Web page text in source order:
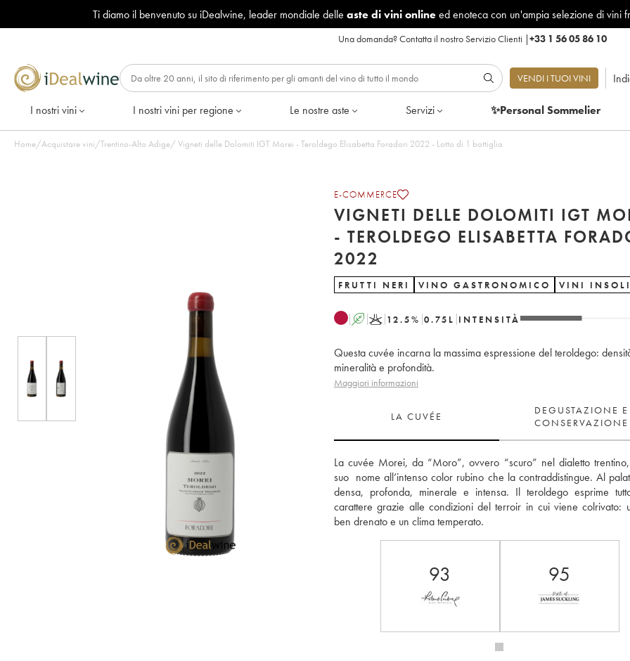
Ti diamo il benvenuto su iDealwine, leader mondiale delle aste di vini onlineed enoteca con un'ampia selezione di vini
Una domanda?Contatta il nostro Servizio Clienti |+33 1 56 05 86 10
VENDI I TUOI VINI
I nostri vini I nostri vini per regione Le nostre aste Servizi ✨Personal Sommelier
Home/Acquistare vini/Trentino-Alto Adige/ Vigneti delle Dolomiti IGT Morei - Teroldego Elisabetta Foradori 2022 - Lotto di 1 bottiglia
E-COMMERCE
VIGNETI DELLE DOLOMITI IGT
- TEROLDEGO ELISABETTA
2022
FRUTTI NERI VINO GASTRONOMICO VINI
A K 12.5% 0.75 L INTENSITÀ
Questa cuvée incarna la massima espressione del teroldego:
mineralità e profondità.
Maggiori informazioni
LA CUVÉE
DEGUSTAZIONE E
CONSERVAZIONE
La cuvée Morei, da “Moro”, ovvero “scuro” nel dialetto
suo  nome all’intenso color rubino che la contraddistingue. Al
densa, profonda, minerale e intensa. Il teroldego esprime
carattere grazie alle condizioni del terroir in cui viene colrivato:
ben drenato e un clima temperato.
93 95